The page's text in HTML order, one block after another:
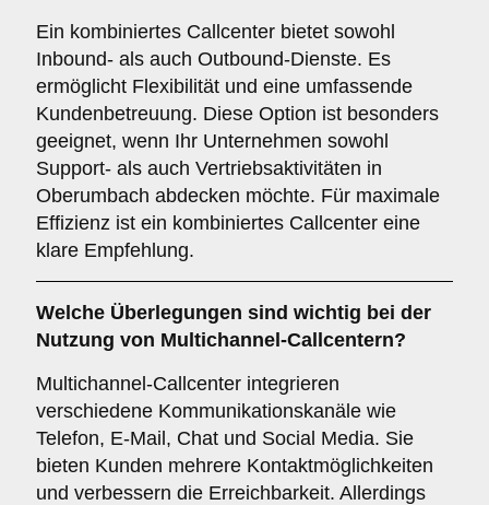
Ein kombiniertes Callcenter bietet sowohl
Inbound- als auch Outbound-Dienste. Es
ermöglicht Flexibilität und eine umfassende
Kundenbetreuung. Diese Option ist besonders
geeignet, wenn Ihr Unternehmen sowohl
Support- als auch Vertriebsaktivitäten in
Oberumbach abdecken möchte. Für maximale
Effizienz ist ein kombiniertes Callcenter eine
klare Empfehlung.
Welche Überlegungen sind wichtig bei der
Nutzung von Multichannel-Callcentern?
Multichannel-Callcenter integrieren
verschiedene Kommunikationskanäle wie
Telefon, E-Mail, Chat und Social Media. Sie
bieten Kunden mehrere Kontaktmöglichkeiten
und verbessern die Erreichbarkeit. Allerdings